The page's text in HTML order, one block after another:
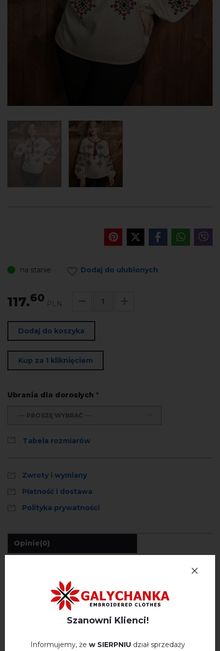
na stanie Dodaj do ulubionych
117.60 PLN
Dodaj do koszyka
Kup za 1 kliknięciem
Ubrania dla dorosłych *
--- PROSZĘ WYBRAĆ ---
Tabela rozmiarów
Zwroty i wymiany
Płatność i dostawa
Polityka prywatności
Opinie(0)
OPINIE O GYCYLKA (MELANŻ Z WIŚNIOWO-
NIEBIESKIM)
Немає відгуків про цей товар.
Szanowni Klienci!
Informujemy, że w SIERPNIU dział sprzedaży